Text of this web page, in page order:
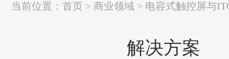
当前位置：首页 >商业领域 > 电容式触控屏与
解决方案